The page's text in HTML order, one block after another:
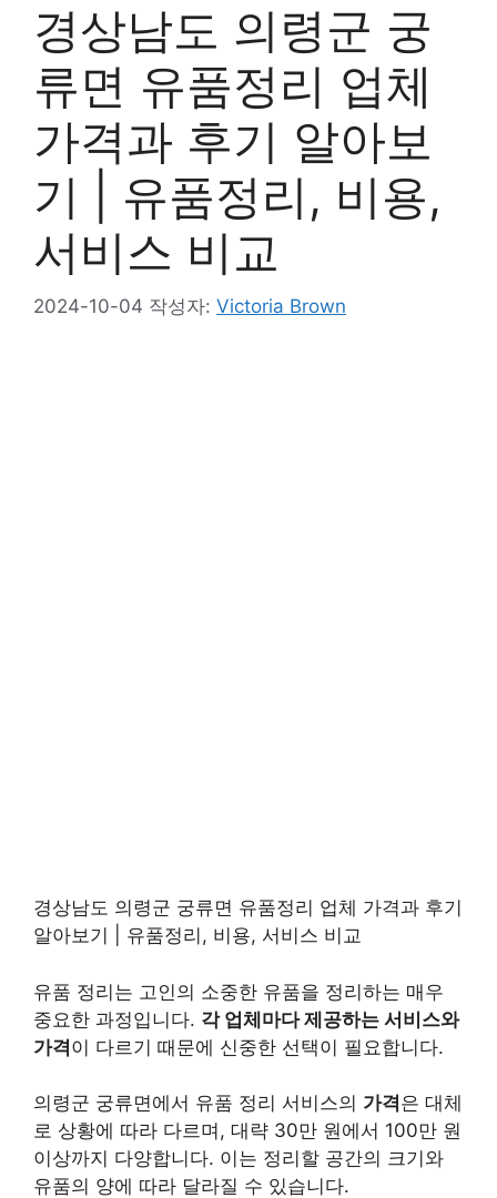
경상남도 의령군 궁
류면 유품정리 업체
가격과 후기 알아보
기 | 유품정리, 비용,
서비스 비교
2024-10-04 작성자: Victoria Brown
경상남도 의령군 궁류면 유품정리 업체 가격과 후기
알아보기 | 유품정리, 비용, 서비스 비교
유품 정리는 고인의 소중한 유품을 정리하는 매우
중요한 과정입니다. 각 업체마다 제공하는 서비스와
가격이 다르기 때문에 신중한 선택이 필요합니다.
의령군 궁류면에서 유품 정리 서비스의 가격은 대체
로 상황에 따라 다르며, 대략 30만 원에서 100만 원
이상까지 다양합니다. 이는 정리할 공간의 크기와
유품의 양에 따라 달라질 수 있습니다.